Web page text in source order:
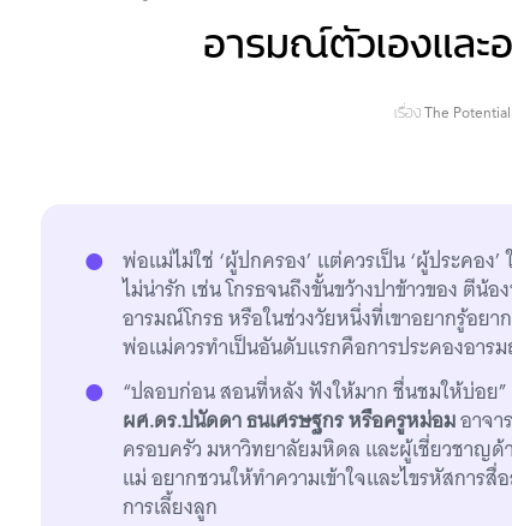
อารมณ์ตัวเองและ
เรื่อง The Potential
พ่อแม่ไม่ใช่ ‘ผู้ปกครอง’ แต่ควรเป็น ‘ผู้ประคอ
ไม่น่ารัก เช่น โกรธจนถึงขั้นขว้างปาข้าวของ ตีน้
อารมณ์โกรธ หรือในช่วงวัยหนึ่งที่เขาอยากรู้อย
พ่อแม่ควรทำเป็นอันดับแรกคือการประคองอาร
“ปลอบก่อน สอนที่หลัง ฟังให้มาก ชื่นชมให้บ่อย
ผศ.ดร.ปนัดดา ธนเศรษฐกร หรือครูหม่อมอาจ
ครอบครัว มหาวิทยาลัยมหิดล และผู้เชี่ยวชาญ
แม่ อยากชวนให้ทำความเข้าใจและไขรหัสการ
การเลี้ยงลูก